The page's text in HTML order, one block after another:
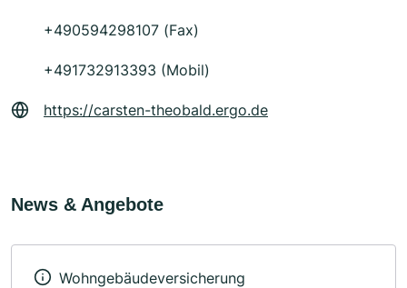
+490594298107 (Fax)
+491732913393 (Mobil)
https://carsten-theobald.ergo.de
News & Angebote
Wohngebäudeversicherung